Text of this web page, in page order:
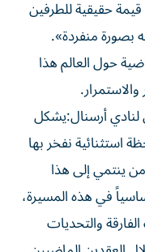
حقيقية للطرفين
بصورة منفردة».
حول العالم هذا
لنادي أرسنال:يشكل
استثنائية نفخر بها
ينتمي إلى هذا
في هذه المسيرة،
والتحديات